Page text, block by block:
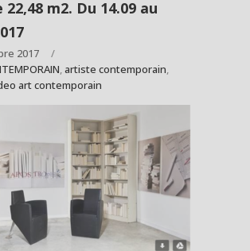
22,48 m2. Du 14.09 au
2017
,artiste contemporain,
art contemporain